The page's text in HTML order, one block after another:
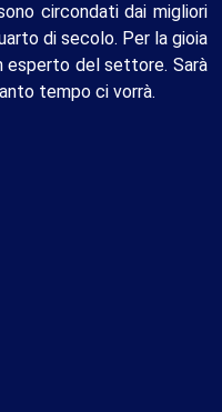
circondati dai migliori
di secolo. Per la gioia
esperto del settore. Sarà
tempo ci vorrà.